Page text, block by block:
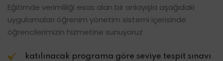
Eğitimde verimliliği esas alan bir anlayışla aşağıdaki
uygulamaları öğrenim yönetim sistemi içerisinde
öğrencilerimizin hizmetine sunuyoruz
katılınacak programa göre seviye tespit sınavı